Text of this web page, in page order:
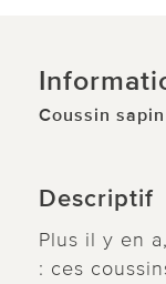
Coussin
Descriptif
Plus il y en
: ces